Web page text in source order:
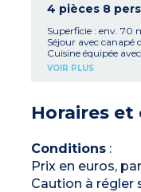
1 chambre avec 2 lits
Cabine avec 2 lits
2 salles d'eau avec
WC
Balcon
4 pièces 8
Superficie : env. 70
Séjour avec canapé
Cuisine équipée
cuisson 4 feux, lave-
2 salles d'eau avec
2 WC
VOIR PLUS
Horaires
Conditions:
Prix en euros,
Caution à régler